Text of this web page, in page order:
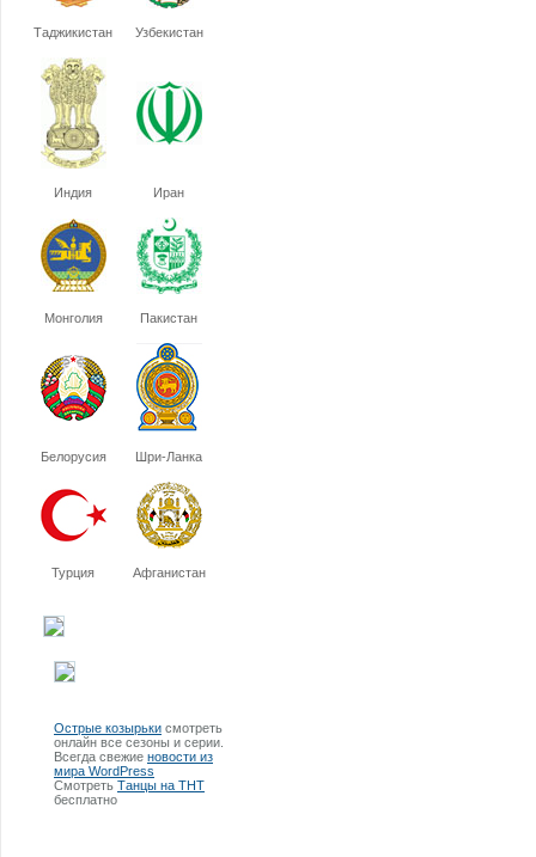
Таджикистан Узбекистан
Индия Иран
Монголия Пакистан
Белорусия Шри-Ланка
Турция Афганистан
Острые козырьки смотреть
онлайн все сезоны и серии.
Всегда свежие новости из
мира WordPress
Смотреть Танцы на ТНТ
бесплатно